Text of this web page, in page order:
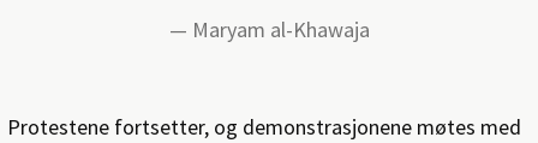
Maryam al-Khawaja
Protestene fortsetter, og demonstrasjonene møtes med